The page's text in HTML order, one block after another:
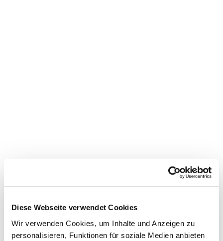
Diese Webseite verwendet Cookies
Wir verwenden Cookies, um Inhalte und Anzeigen zu
personalisieren, Funktionen für soziale Medien anbieten
Dies könnte Sie auch
interessieren